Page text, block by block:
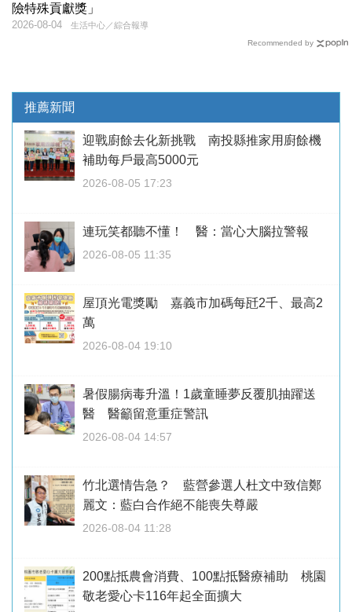
險特殊貢獻獎」
生活中心／綜合報導
2026-08-04
Recommended by
推薦新聞
迎戰廚餘去化新挑戰 南投縣推家用廚餘機
補助每戶最高5000元
2026-08-05 17:23
連玩笑都聽不懂！ 醫：當心大腦拉警報
2026-08-05 11:35
屋頂光電獎勵 嘉義市加碼每瓩2千、最高2
萬
2026-08-04 19:10
暑假腸病毒升溫！1歲童睡夢反覆肌抽躍送
醫 醫籲留意重症警訊
2026-08-04 14:57
竹北選情告急？ 藍營參選人杜文中致信鄭
麗文：藍白合作絕不能喪失尊嚴
2026-08-04 11:28
200點抵農會消費、100點抵醫療補助 桃園
敬老愛心卡116年起全面擴大